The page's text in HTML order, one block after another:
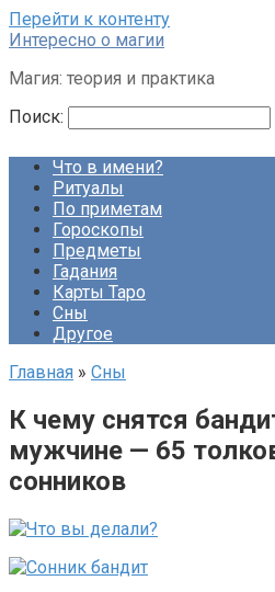
Перейти к контенту
Интересно о магии
Магия: теория и практика
Поиск:
Что в имени?
Ритуалы
По приметам
Гороскопы
Предметы
Гадания
Карты Таро
Сны
Другое
Главная » Сны
К чему снятся
мужчине — 65
сонников